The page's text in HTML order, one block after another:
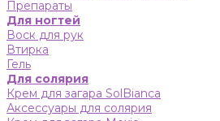
Препараты
Для ногтей
Воск для рук
Втирка
Гель
Для солярия
Крем для загара SolBianca
Аксессуары для солярия